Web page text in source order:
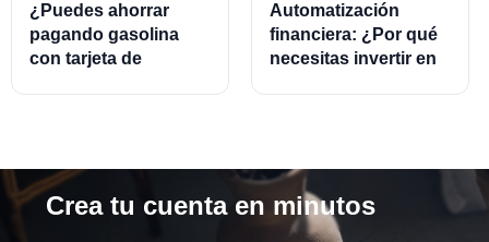
¿Puedes ahorrar
pagando gasolina
con tarjeta de
Automatización
financiera: ¿Por qué
necesitas invertir en
Crea tu cuenta en minutos